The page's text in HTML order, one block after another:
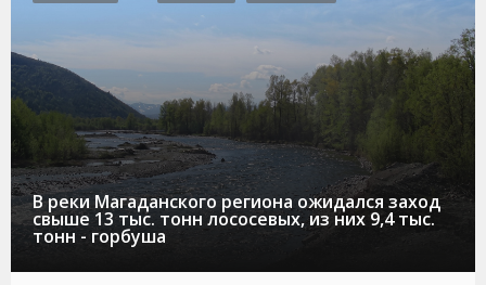
В реки Магаданского региона ожидался заход
свыше 13 тыс. тонн лососевых, из них 9,4 тыс.
тонн - горбуша